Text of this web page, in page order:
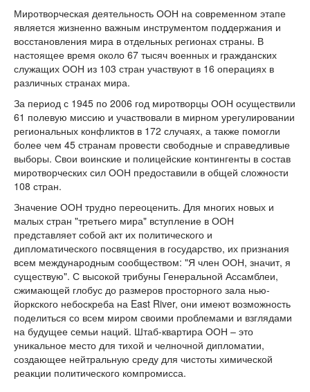
Миротворческая деятельность ООН на современном этапе
является жизненно важным инструментом поддержания и
восстановления мира в отдельных регионах страны. В
настоящее время около 67 тысяч военных и гражданских
служащих ООН из 103 стран участвуют в 16 операциях в
различных странах мира.
За период с 1945 по 2006 год миротворцы ООН осуществили
61 полевую миссию и участвовали в мирном урегулировании
региональных конфликтов в 172 случаях, а также помогли
более чем 45 странам провести свободные и справедливые
выборы. Свои воинские и полицейские контингенты в состав
миротворческих сил ООН предоставили в общей сложности
108 стран.
Значение ООН трудно переоценить. Для многих новых и
малых стран "третьего мира" вступление в ООН
представляет собой акт их политического и
дипломатического посвящения в государство, их признания
всем международным сообществом: "Я член ООН, значит, я
существую". С высокой трибуны Генеральной Ассамблеи,
сжимающей глобус до размеров просторного зала нью-
йоркского небоскреба на East River, они имеют возможность
поделиться со всем миром своими проблемами и взглядами
на будущее семьи наций. Штаб-квартира ООН – это
уникальное место для тихой и челночной дипломатии,
создающее нейтральную среду для чистоты химической
реакции политического компромисса.